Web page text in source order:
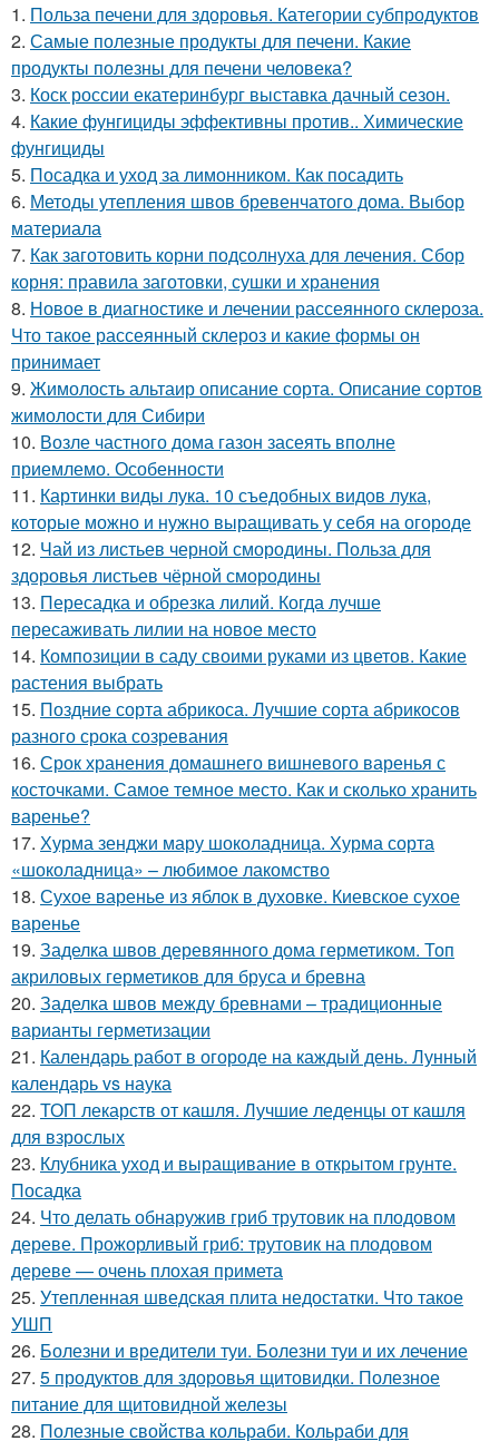
1. Польза печени для здоровья. Категории субпродуктов
2. Самые полезные продукты для печени. Какие
продукты полезны для печени человека?
3. Коск россии екатеринбург выставка дачный сезон.
4. Какие фунгициды эффективны против.. Химические
фунгициды
5. Посадка и уход за лимонником. Как посадить
6. Методы утепления швов бревенчатого дома. Выбор
материала
7. Как заготовить корни подсолнуха для лечения. Сбор
корня: правила заготовки, сушки и хранения
8. Новое в диагностике и лечении рассеянного склероза.
Что такое рассеянный склероз и какие формы он
принимает
9. Жимолость альтаир описание сорта. Описание сортов
жимолости для Сибири
10. Возле частного дома газон засеять вполне
приемлемо. Особенности
11. Картинки виды лука. 10 съедобных видов лука,
которые можно и нужно выращивать у себя на огороде
12. Чай из листьев черной смородины. Польза для
здоровья листьев чёрной смородины
13. Пересадка и обрезка лилий. Когда лучше
пересаживать лилии на новое место
14. Композиции в саду своими руками из цветов. Какие
растения выбрать
15. Поздние сорта абрикоса. Лучшие сорта абрикосов
разного срока созревания
16. Срок хранения домашнего вишневого варенья с
косточками. Самое темное место. Как и сколько хранить
варенье?
17. Хурма зенджи мару шоколадница. Хурма сорта
«шоколадница» – любимое лакомство
18. Сухое варенье из яблок в духовке. Киевское сухое
варенье
19. Заделка швов деревянного дома герметиком. Топ
акриловых герметиков для бруса и бревна
20. Заделка швов между бревнами – традиционные
варианты герметизации
21. Календарь работ в огороде на каждый день. Лунный
календарь vs наука
22. ТОП лекарств от кашля. Лучшие леденцы от кашля
для взрослых
23. Клубника уход и выращивание в открытом грунте.
Посадка
24. Что делать обнаружив гриб трутовик на плодовом
дереве. Прожорливый гриб: трутовик на плодовом
дереве — очень плохая примета
25. Утепленная шведская плита недостатки. Что такое
УШП
26. Болезни и вредители туи. Болезни туи и их лечение
27. 5 продуктов для здоровья щитовидки. Полезное
питание для щитовидной железы
28. Полезные свойства кольраби. Кольраби для